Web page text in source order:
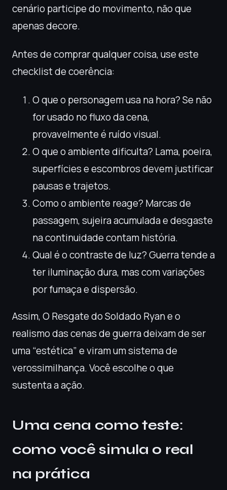
cenário participe do movimento, não que
apenas decore.
Antes de comprar qualquer coisa, use este
checklist de coerência:
O que o personagem usa na hora? Se não
for usado no fluxo da cena,
provavelmente é ruído visual.
O que o ambiente dificulta? Lama, poeira,
superfícies e escombros devem justificar
pausas e trajetos.
Como o ambiente reage? Marcas de
passagem, sujeira acumulada e desgaste
na continuidade contam história.
Qual é o contraste de luz? Guerra tende a
ter iluminação dura, mas com variações
por fumaça e dispersão.
Assim, O Resgate do Soldado Ryan e o
realismo das cenas de guerra deixam de ser
uma “estética” e viram um sistema de
verossimilhança. Você escolhe o que
sustenta a ação.
Uma cena como teste:
como você simula o real
na prática